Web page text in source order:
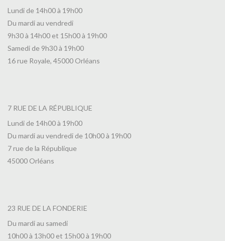
Lundi de 14h00 à 19h00
Du mardi au vendredi
9h30 à 14h00 et 15h00 à 19h00
Samedi de 9h30 à 19h00
16 rue Royale, 45000 Orléans
7 RUE DE LA RÉPUBLIQUE
Lundi de 14h00 à 19h00
Du mardi au vendredi de 10h00 à 19h00
7 rue de la République
45000 Orléans
23 RUE DE LA FONDERIE
Du mardi au samedi
10h00 à 13h00 et 15h00 à 19h00